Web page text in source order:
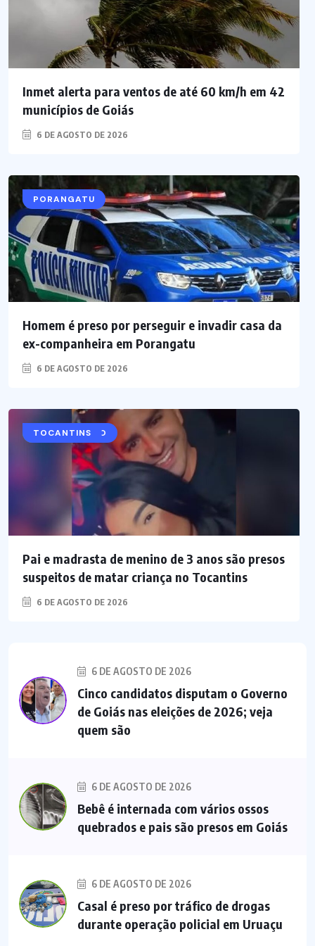
Inmet alerta para ventos de até 60 km/h em 42
municípios de Goiás
6 DE AGOSTO DE 2026
PORANGATU
Homem é preso por perseguir e invadir casa da
ex-companheira em Porangatu
6 DE AGOSTO DE 2026
INVESTIGAÇÃO
POLICIAL
TOCANTINS
Pai e madrasta de menino de 3 anos são presos
suspeitos de matar criança no Tocantins
6 DE AGOSTO DE 2026
6 DE AGOSTO DE 2026
Cinco candidatos disputam o Governo
de Goiás nas eleições de 2026; veja
quem são
6 DE AGOSTO DE 2026
Bebê é internada com vários ossos
quebrados e pais são presos em Goiás
6 DE AGOSTO DE 2026
Casal é preso por tráfico de drogas
durante operação policial em Uruaçu